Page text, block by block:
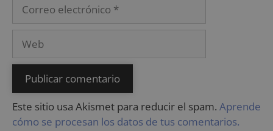
Este sitio usa Akismet para reducir el spam. Aprende
cómo se procesan los datos de tus comentarios.